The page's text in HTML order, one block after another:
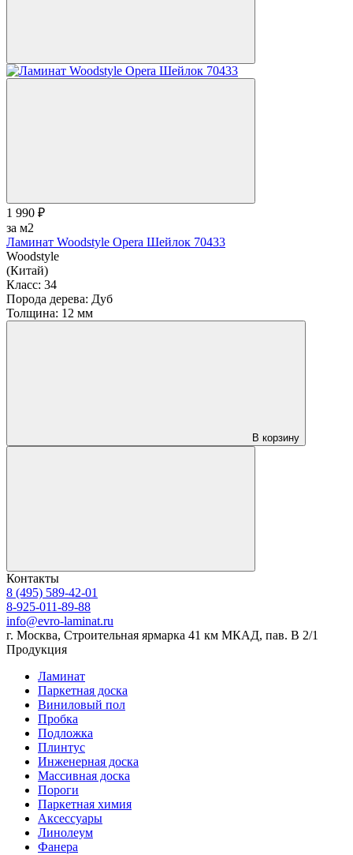
1 990 ₽
за м2
Ламинат Woodstyle Opera Шейлок 70433
Woodstyle
(Китай)
Класс: 34
Порода дерева: Дуб
Толщина: 12 мм
В корзину
Контакты
8 (495) 589-42-01
8-925-011-89-88
info@evro-laminat.ru
г. Москва, Строительная ярмарка 41 км МКАД, пав. В 2/1
Продукция
Ламинат
Паркетная доска
Виниловый пол
Пробка
Подложка
Плинтус
Инженерная доска
Массивная доска
Пороги
Паркетная химия
Аксессуары
Линолеум
Фанера